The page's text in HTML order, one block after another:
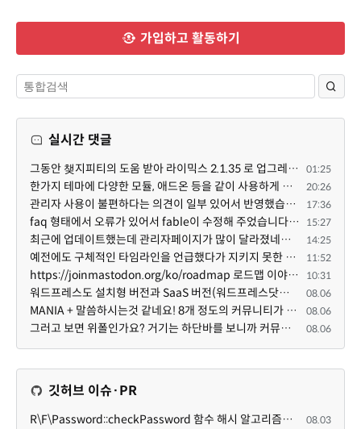
가입하고 활동하기
실시간 댓글
그동안 챚지피티의 도움 받아 라이믹스 2.1.35 로 업그레이드 잘 한 것은 부인할 수 없는 사실입니다. 그런... 01:25
한가지 테마에 다양한 모듈, 애드온 등을 같이 사용하게 되면 의외로 어려운게 일관성이 있는 디자인의 유지... 20:26
관리자 사용이 불편하다는 의견이 일부 있어서 반영했습니다 ㅎㅎ 8.4이상도 지원될 수 있도록 10.5.2 혹은 ... 17:36
faq 형태에서 오류가 있어서 fable이 수정해 주었습니다. 참고하세요. 증상 FAQ형 목록에서 항목을 펼치면 ... 15:27
최근에 업데이트했는데 관리자페이지가 많이 달라졌네요 여기서 모듈 설치하려고 하니 php 8.4.14버전이라 8... 14:25
예전에도 구체적인 타임라인을 언급했다가 지키지 못한 것에 죄송한 마음이 있다 보니 (코어 개발/운영 자체... 11:52
https://joinmastodon.org/ko/roadmap 로드맵 이야기가 나온김에 적자면 공홈에 대략적인 로드맵이 공개되어... 10:31
워드프레스도 설치형 버전과 SaaS 버전(워드프레스닷컴)은 다른 점이 많습니다. SaaS로 제공한다면 GPL 라이... 08.06
MANIA + 말씀하시는것 같네요! 8개 정도의 커뮤니티가 저 MANIA+ 기반으로 구축된거로 알고 있습니다. SaaS ... 08.06
그러고 보면 위폴인가요? 거기는 하단바를 보니까 커뮤니티 빌딩 SaaS 솔루션을 사용하고 있는거 같더라고요... 08.06
깃허브 이슈·PR
R\F\Password::checkPassword 함수 해시 알고리즘을 암시적으로 호출하는 경우 Argon2id 해시 비교 실패 08.03